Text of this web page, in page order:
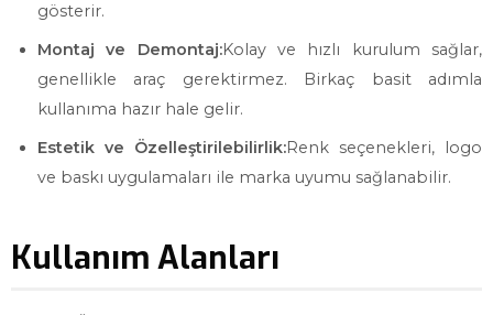
gösterir.
Montaj ve Demontaj:Kolay ve hızlı kurulum sağlar,
genellikle araç gerektirmez. Birkaç basit adımla
kullanıma hazır hale gelir.
Estetik ve Özelleştirilebilirlik:Renk seçenekleri, logo
ve baskı uygulamaları ile marka uyumu sağlanabilir.
Kullanım Alanları